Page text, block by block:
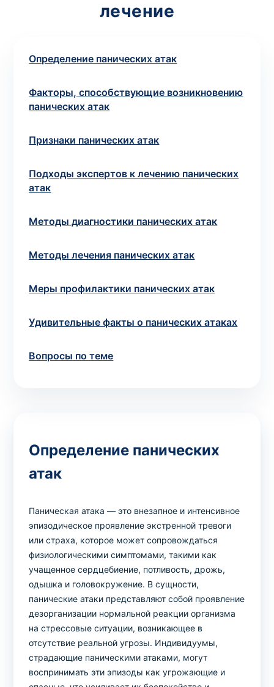
лечение
Определение панических атак
Факторы, способствующие возникновению
панических атак
Признаки панических атак
Подходы экспертов к лечению панических
атак
Методы диагностики панических атак
Методы лечения панических атак
Меры профилактики панических атак
Удивительные факты о панических атаках
Вопросы по теме
Определение панических
атак
Паническая атака — это внезапное и интенсивное
эпизодическое проявление экстренной тревоги
или страха, которое может сопровождаться
физиологическими симптомами, такими как
учащенное сердцебиение, потливость, дрожь,
одышка и головокружение. В сущности,
панические атаки представляют собой проявление
дезорганизации нормальной реакции организма
на стрессовые ситуации, возникающее в
отсутствие реальной угрозы. Индивидуумы,
страдающие паническими атаками, могут
воспринимать эти эпизоды как угрожающие и
Номер телефона*
Оформить заказ
Если вы не знаете, какие анализы вам
консультацию .
* Администрация клиники принимает все меры для
недоразумений, рекомендуем уточнять стоимость и